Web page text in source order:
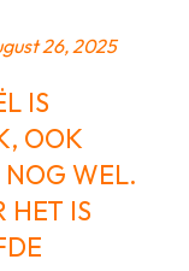
26, 2025
IS
OOK
WEL.
HET IS